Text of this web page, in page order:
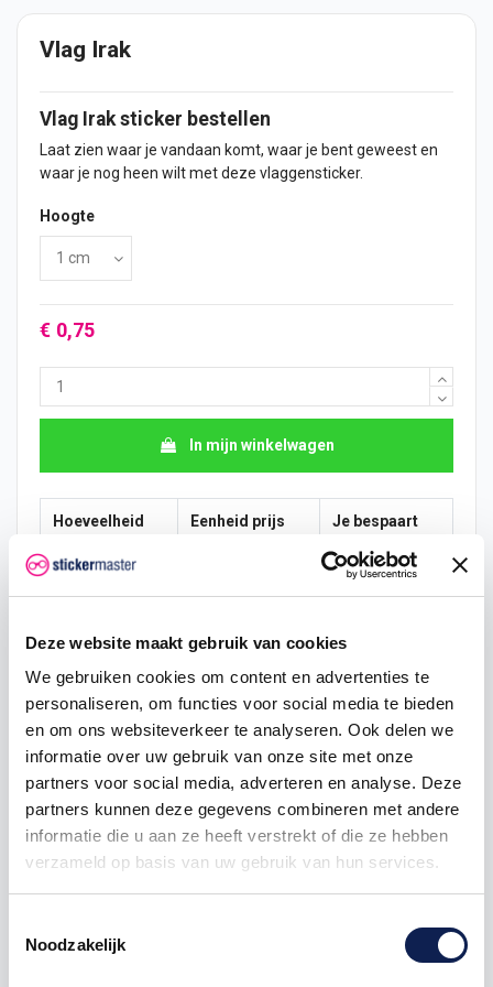
Deze website maakt gebruik van cookies
We gebruiken cookies om content en advertenties te
personaliseren, om functies voor social media te bieden
en om ons websiteverkeer te analyseren. Ook delen we
informatie over uw gebruik van onze site met onze
partners voor social media, adverteren en analyse. Deze
partners kunnen deze gegevens combineren met andere
informatie die u aan ze heeft verstrekt of die ze hebben
verzameld op basis van uw gebruik van hun services.
Noodzakelijk
Vlag Irak
Vlag Iraksticker bestellen
Laat zien waar je vandaan komt, waar je bent geweest en
waar je nog heen wilt met deze vlaggensticker.
Hoogte
€ 0,75
In mijn winkelwagen
Hoeveelheid Eenheid prijs Je bespaart
5 € 1,50
1000 € 0,11 € 637,50
vlagstickers